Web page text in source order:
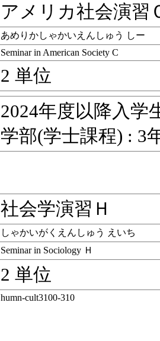
アメリカ社会演習
あめりかしゃかいえんしゅう しー
Seminar in American Society C
2 単位
2024年度以降入学
学部(学士課程) : 3
社会学演習Ｈ
しゃかいがくえんしゅう えいち
Seminar in Sociology Ｈ
2 単位
humn-cult3100-310